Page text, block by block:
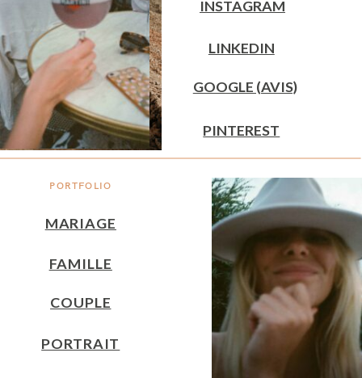
PORTFOLIO
MARIAGE
INSTAGRAM
GOOGLE (AVIS)
FAMILLE
PINTEREST
COUPLE
LINKEDIN
PORTRAIT